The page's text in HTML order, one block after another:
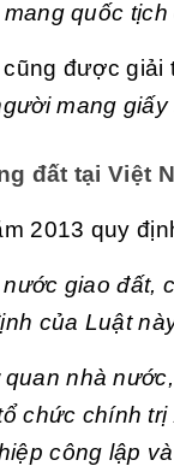
quốc
được
mang
đất tại Việt
2013 quy
giao
của Luật
nhà
chức chính
công lập